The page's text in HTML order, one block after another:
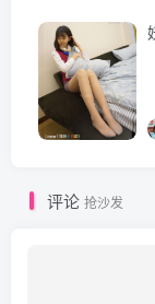
评论 抢沙发